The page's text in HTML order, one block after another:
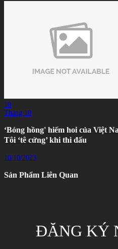
10
Tháng 10
‘Bóng hồng' hiếm hoi của Việt
Tôi ‘tê cứng’ khi thi đấu
10/10/2023
Sản Phẩm Liên Quan
ĐĂNG KÝ